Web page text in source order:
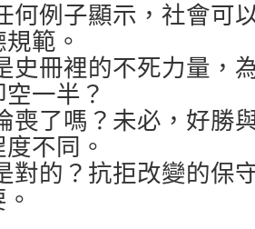
何例子顯示，社會可
範。
史冊裡的不死力量，
一半？
喪了嗎？未必，好勝
不同。
對的？抗拒改變的保